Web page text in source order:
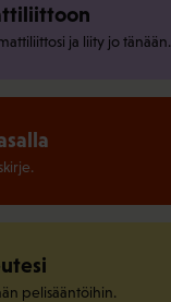
ja liity jo tänään.
pelisääntöihin.